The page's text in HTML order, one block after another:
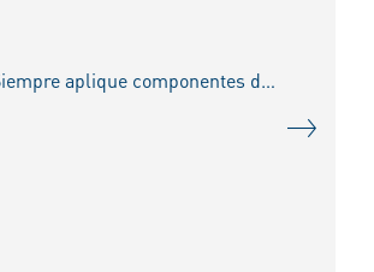
Aplicar anillos no es tan simple, pero los consejos de este video te ayudarán a realizar esta tarea con éxito. Siempre aplique componentes de alta calidad, como anillos de Kolbenschmidt, pro